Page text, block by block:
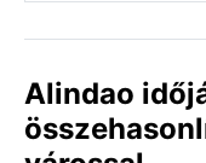
Alindao